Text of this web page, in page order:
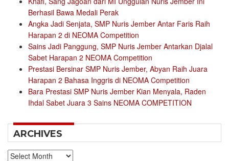
Berhasil Bawa Medali Perak
Angka Jadi Senjata, SMP Nuris Jember Antar Faris Raih
Harapan 2 di NEOMA Competition
Sains Jadi Panggung, SMP Nuris Jember Antarkan Djalal
Sabet Harapan 2 NEOMA Competition
Prestasi Bersinar SMP Nuris Jember, Abyan Raih Juara
Harapan 2 Bahasa Inggris di NEOMA Competition
Bara Prestasi SMP Nuris Jember Kian Menyala, Raden
Ihdal Sabet Juara 3 Sains NEOMA COMPETITION
ARCHIVES
Archives